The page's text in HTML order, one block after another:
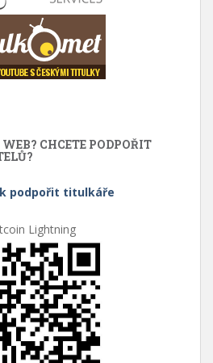
CHCETE PODPOŘIT
podpořit titulkáře
Lightning